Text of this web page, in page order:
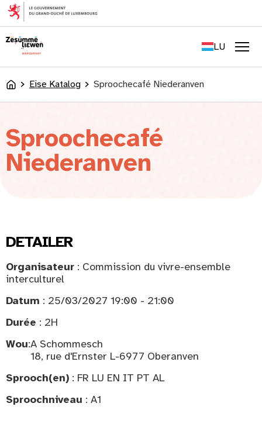
content
LU
DE
AccueilEise Katalog Sproochecafé Niederanven
Sproochecafé
Niederanven
DETAILER
Organisateur : Commission du vivre-ensemble
interculturel
Datum : 25/03/2027 19:00 - 21:00
Durée : 2H
Wou:A Schommesch
18, rue d'Ernster L-6977 Oberanven
Sprooch(en) : FR LU EN IT PT AL
Sproochniveau : A1